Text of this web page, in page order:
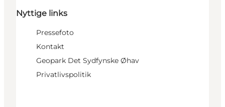
Nyttige links
Pressefoto
Kontakt
Geopark Det Sydfynske Øhav
Privatlivspolitik